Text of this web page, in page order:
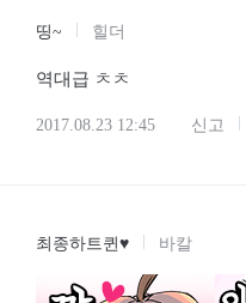
띵~ 힐더
역대급 ㅊㅊ
2017.08.23 12:45 신고
최종하트퀸♥ 바칼